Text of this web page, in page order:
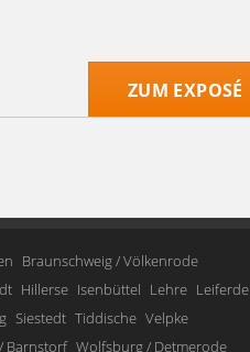
ZUM EXPOSÉ
Braunschweig / Völkenrode
Hillerse Isenbüttel Lehre Leiferde
Siestedt Tiddische Velpke
Barnstorf Wolfsburg / Detmerode